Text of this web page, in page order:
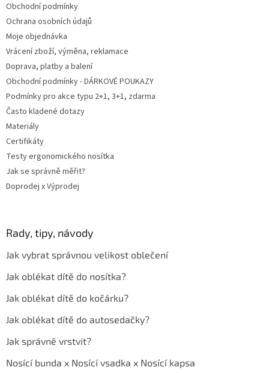
Obchodní podmínky
Ochrana osobních údajů
Moje objednávka
Vrácení zboží, výměna, reklamace
Doprava, platby a balení
Obchodní podmínky - DÁRKOVÉ POUKAZY
Podmínky pro akce typu 2+1, 3+1, zdarma
Často kladené dotazy
Materiály
Certifikáty
Testy ergonomického nosítka
Jak se správně měřit?
Doprodej x Výprodej
Rady, tipy, návody
Jak vybrat správnou velikost oblečení
Jak oblékat dítě do nosítka?
Jak oblékat dítě do kočárku?
Jak oblékat dítě do autosedačky?
Jak správně vrstvit?
Nosící bunda x Nosící vsadka x Nosící kapsa